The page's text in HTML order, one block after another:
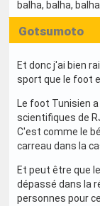
balha, balha, balha
Gotsumoto
Et donc j'ai bien
sport que le foot
Le foot Tunisien
scientifiques de
C'est comme le
carreau dans la
Et peut être que
dépassé dans la
personnes pour